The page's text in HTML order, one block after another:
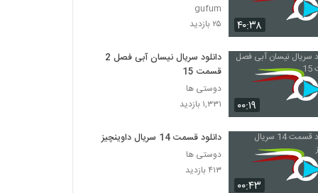
سریال Friends فصل اول قسمت 17
۲۴۲ بازدید
سریال Friends فصل اول قسمت 18
سریال Friends فصل اول قسمت 19
۳۴۸ بازدید
۴۰:۳۸
gufum
۲۵ بازدید
۰۰:۱۹
دانلود سریال نیسان آبی فصل 2
قسمت 15
دوستی ها
۱,۳۳۱ بازدید
۰۰:۴۳
دانلود قسمت 14 سریال داوینچیز
دوستی ها
۴۱۳ بازدید